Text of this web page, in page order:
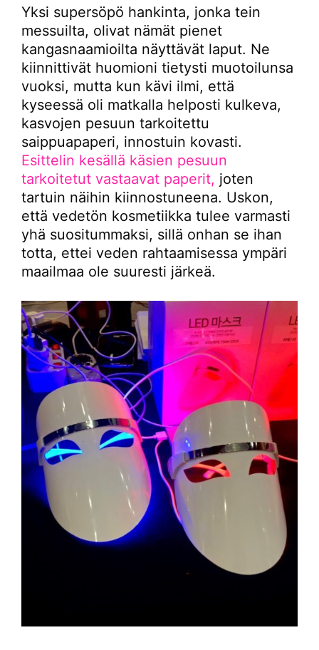
Yksi supersöpö hankinta, jonka tein
messuilta, olivat nämät pienet
kangasnaamioilta näyttävät laput. Ne
kiinnittivät huomioni tietysti muotoilunsa
vuoksi, mutta kun kävi ilmi, että
kyseessä oli matkalla helposti kulkeva,
kasvojen pesuun tarkoitettu
saippuapaperi, innostuin kovasti.
Esittelin kesällä käsien pesuun
tarkoitetut vastaavat paperit, joten
tartuin näihin kiinnostuneena. Uskon,
että vedetön kosmetiikka tulee varmasti
yhä suositummaksi, sillä onhan se ihan
totta, ettei veden rahtaamisessa ympäri
maailmaa ole suuresti järkeä.